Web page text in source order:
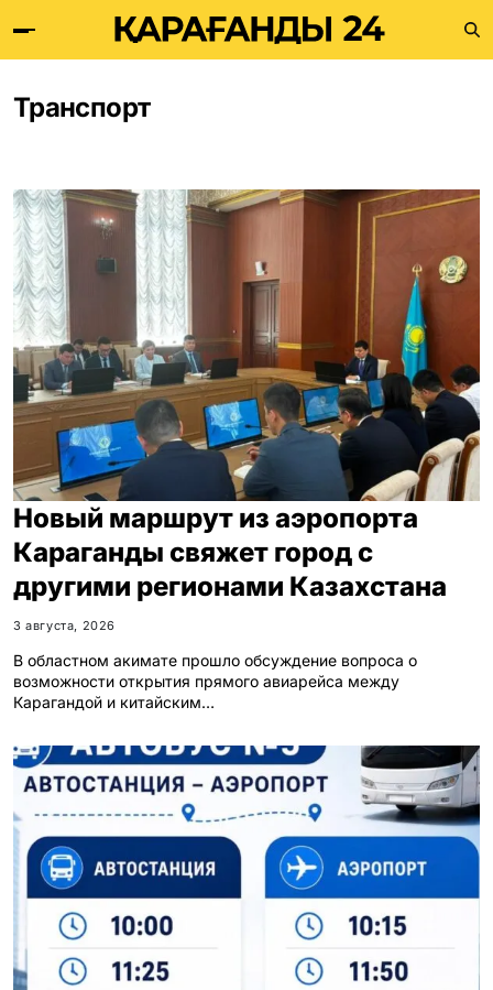
Транспорт
Новый маршрут из аэропорта
Караганды свяжет город с
другими регионами Казахстана
3 августа, 2026
В областном акимате прошло обсуждение вопроса о
возможности открытия прямого авиарейса между
Карагандой и китайским…